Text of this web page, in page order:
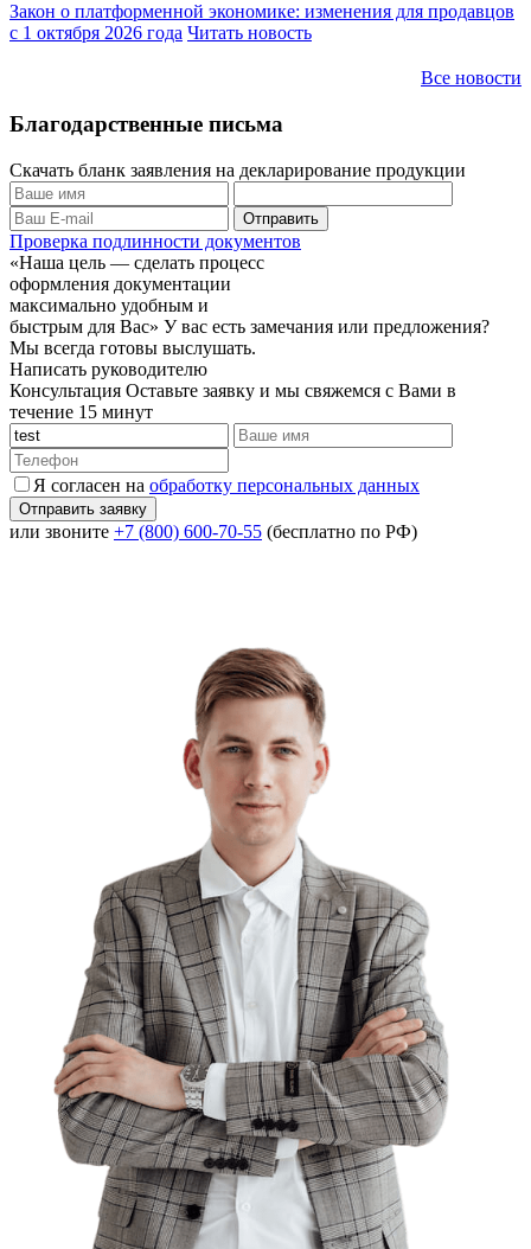
Закон о платформенной экономике: изменения для продавцов
с 1 октября 2026 года Читать новость
Все новости
Благодарственные письма
Скачать бланк заявления на декларирование продукции
Проверка подлинности документов
«Наша цель — сделать процесс
оформления документации
максимально удобным и
быстрым для Вас» У вас есть замечания или предложения?
Мы всегда готовы выслушать.
Написать руководителю
Консультация Оставьте заявку и мы свяжемся с Вами в
течение 15 минут
Я согласен на обработку персональных данных
или звоните +7 (800) 600-70-55 (бесплатно по РФ)